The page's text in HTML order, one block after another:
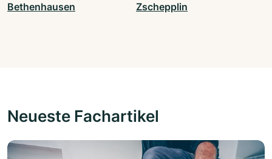
Bethenhausen Zschepplin
Neueste Fachartikel